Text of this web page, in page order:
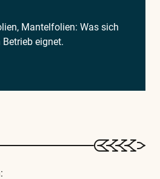
Mantelfolien: Was sich
eignet.